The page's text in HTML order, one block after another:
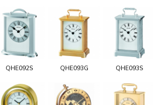
QHE092S QHE093G QHE093S